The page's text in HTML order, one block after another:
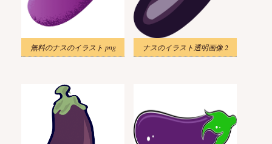
無料のナスのイラスト png ナスのイラスト透明画像 2